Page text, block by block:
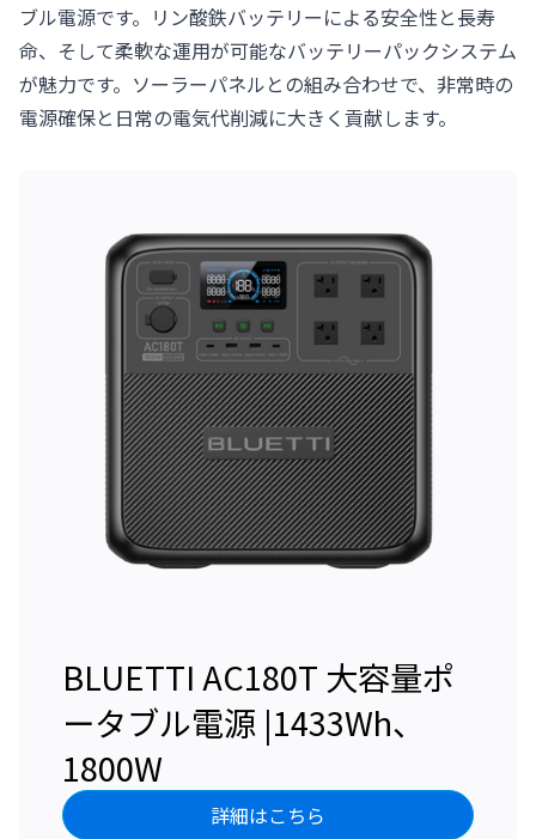
ブル電源です。リン酸鉄バッテリーによる安全性と長寿
命、そして柔軟な運用が可能なバッテリーパックシステム
が魅力です。ソーラーパネルとの組み合わせで、非常時の
電源確保と日常の電気代削減に大きく貢献します。
BLUETTI AC180T 大容量ポ
ータブル電源 |1433Wh、
1800W
詳細はこちら